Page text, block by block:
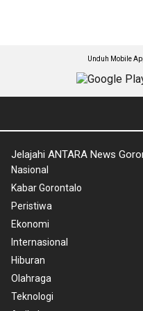
Unduh Mobile
Jelajahi ANTARA News
Nasional
Kabar Gorontalo
Peristiwa
Ekonomi
Internasional
Hiburan
Olahraga
Teknologi